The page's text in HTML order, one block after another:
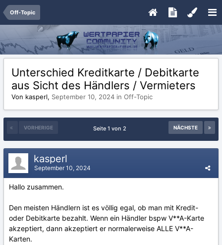
Off-Topic
Unterschied Kreditkarte / Debitkarte
aus Sicht des Händlers / Vermieters
Von kasperl, September 10, 2024 in Off-Topic
VORHERIGE NÄCHSTE
Seite 1 von 2
kasperl
September 10, 2024
Hallo zusammen.
Den meisten Händlern ist es völlig egal, ob man mit Kredit-
oder Debitkarte bezahlt. Wenn ein Händler bspw V**A-Karte
akzeptiert, dann akzeptiert er normalerweise ALLE V**A-
Karten.